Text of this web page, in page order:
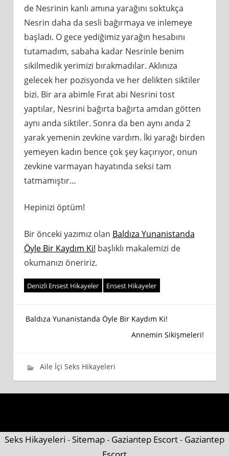
de Nesrinin kanlı amına yarağını soktukça
Nesrin daha da sesli bağırmaya ve inlemeye
başladı. O gece yediğimiz yarağın hesabını
tutamadım, sabaha kadar Nesrinle benim
sikilmedik yerimizi bırakmadılar. Aklınıza
gelecek her pozisyonda ve her delikten siktiler
bizi. Bir ara abimle Fırat abi Nesrini tost
yaptılar, Nesrini bağırta bağırta amdan götten
aynı anda siktiler. Sonra da ben aynı anda 2
yarak yemenin zevkine vardım. İki yarağı birden
yemeyen kadın bence çok şey kaçırıyor, onun
zevkine varmayan hayatında seksi tam
tatmamıştır…
Hepinizi öptüm!
Bir önceki yazımız olan Baldıza Yunanistanda
Öyle Bir Kaydım Ki! başlıklı makalemizi de
okumanızı öneririz.
Denizli Ensest Hikayeler Ensest Hikayeler
Yazı
Baldıza Yunanistanda Öyle Bir Kaydım Ki!
Annemin Sikişmeleri!
13 Nisan 2019
wpadmin_745cb4
Aile İçi Seks Hikayeleri
Seks Hikayeleri -Sitemap- Gaziantep Escort- Gaziantep